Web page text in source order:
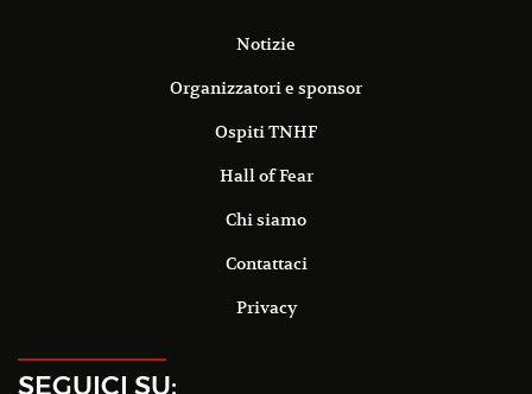
Notizie
Organizzatori e sponsor
Ospiti TNHF
Hall of Fear
Chi siamo
Contattaci
Privacy
SEGUICI SU: